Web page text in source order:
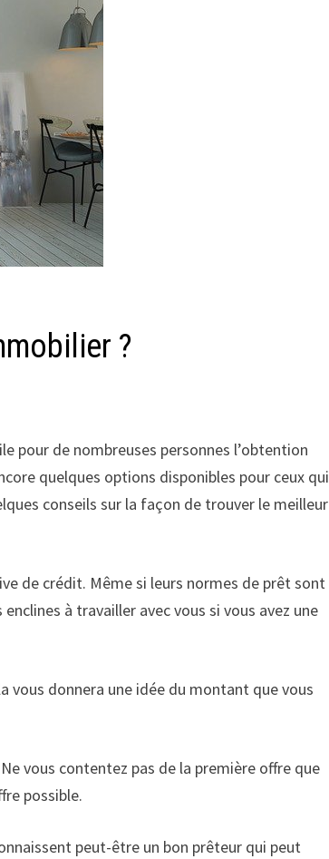
?
pour de nombreuses personnes l’obtention
quelques options disponibles pour ceux qui
conseils sur la façon de trouver le meilleur
de crédit. Même si leurs normes de prêt sont
à travailler avec vous si vous avez une
vous donnera une idée du montant que vous
vous contentez pas de la première offre que
possible.
peut-être un bon prêteur qui peut